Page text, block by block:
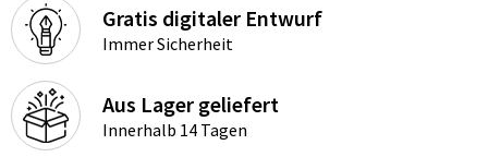
Gratis digitaler Entwurf
Immer Sicherheit
Aus Lager geliefert
Innerhalb 14 Tagen